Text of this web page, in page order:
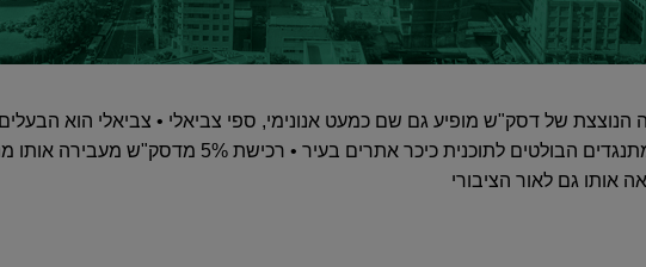
הנוצצת של דסק"ש מופיע גם שם כמעט אנונימי, ספי צביאלי • צביאלי הוא
אביב ואחד מהמתנגדים הבולטים לתוכנית כיכר אתרים
אותו גם לאור הציבורי